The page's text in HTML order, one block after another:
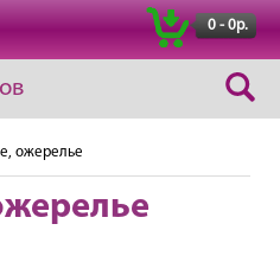
0 - 0р.
ожерелье